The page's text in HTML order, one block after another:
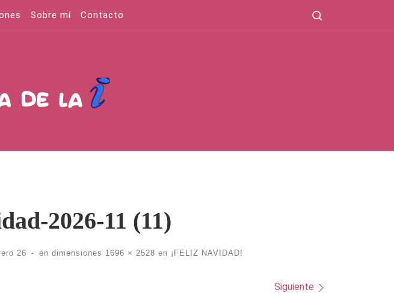
Sobre mí Contacto
2026-11 (11)
26 - en dimensiones 1696 × 2528 en ¡FELIZ NAVIDAD!
Siguiente